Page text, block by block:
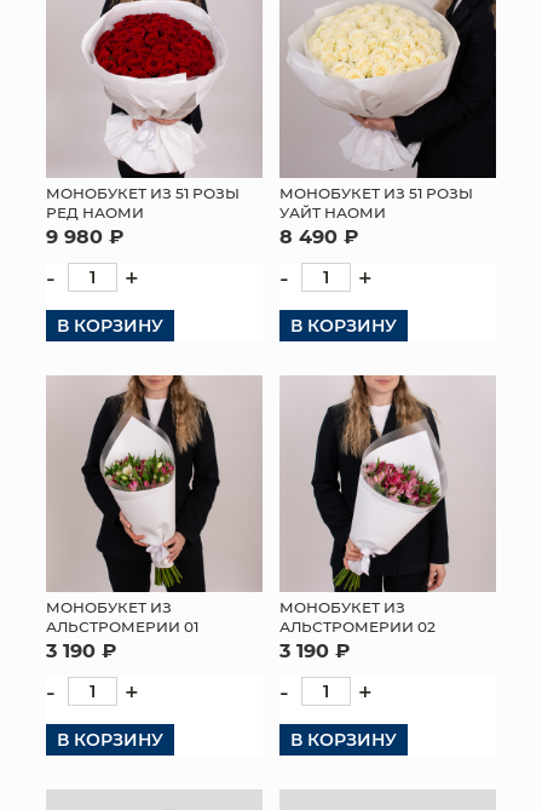
МОНОБУКЕТ ИЗ 51 РОЗЫ
РЕД НАОМИ
9 980 ₽
- +
В КОРЗИНУ
МОНОБУКЕТ ИЗ 51 РОЗЫ
УАЙТ НАОМИ
8 490 ₽
- +
В КОРЗИНУ
МОНОБУКЕТ ИЗ
АЛЬСТРОМЕРИИ 01
3 190 ₽
- +
В КОРЗИНУ
МОНОБУКЕТ ИЗ
АЛЬСТРОМЕРИИ 02
3 190 ₽
- +
В КОРЗИНУ